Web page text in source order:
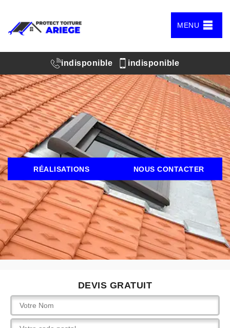
MENU
indisponible indisponible
RÉALISATIONS NOUS CONTACTER
DEVIS GRATUIT